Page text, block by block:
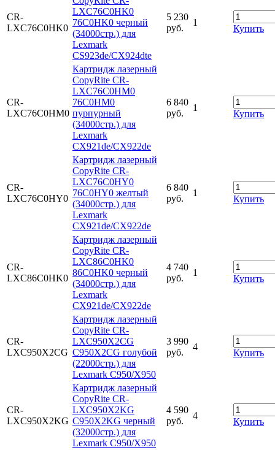
CR-
LXC76C0HK0
LXC76C0HK0
76C0HK0 черный
(34000стр.) для
Lexmark
CS923de/CX924dte
5 230
руб.
1
Купить
CR-
LXC76C0HM0
Картридж лазерный
CopyRite CR-
LXC76C0HM0
76C0HM0
пурпурный
(34000стр.) для
Lexmark
CX921de/CX922de
6 840
руб.
1
Купить
CR-
LXC76C0HY0
Картридж лазерный
CopyRite CR-
LXC76C0HY0
76C0HY0 желтый
(34000стр.) для
Lexmark
CX921de/CX922de
6 840
руб.
1
Купить
CR-
LXC86C0HK0
Картридж лазерный
CopyRite CR-
LXC86C0HK0
86C0HK0 черный
(34000стр.) для
Lexmark
CX921de/CX922de
4 740
руб.
1
Купить
CR-
LXC950X2CG
Картридж лазерный
CopyRite CR-
LXC950X2CG
C950X2CG голубой
(22000стр.) для
Lexmark C950/X950
3 990
руб.
4
Купить
CR-
LXC950X2KG
Картридж лазерный
CopyRite CR-
LXC950X2KG
C950X2KG черный
(32000стр.) для
Lexmark C950/X950
4 590
руб.
4
Купить